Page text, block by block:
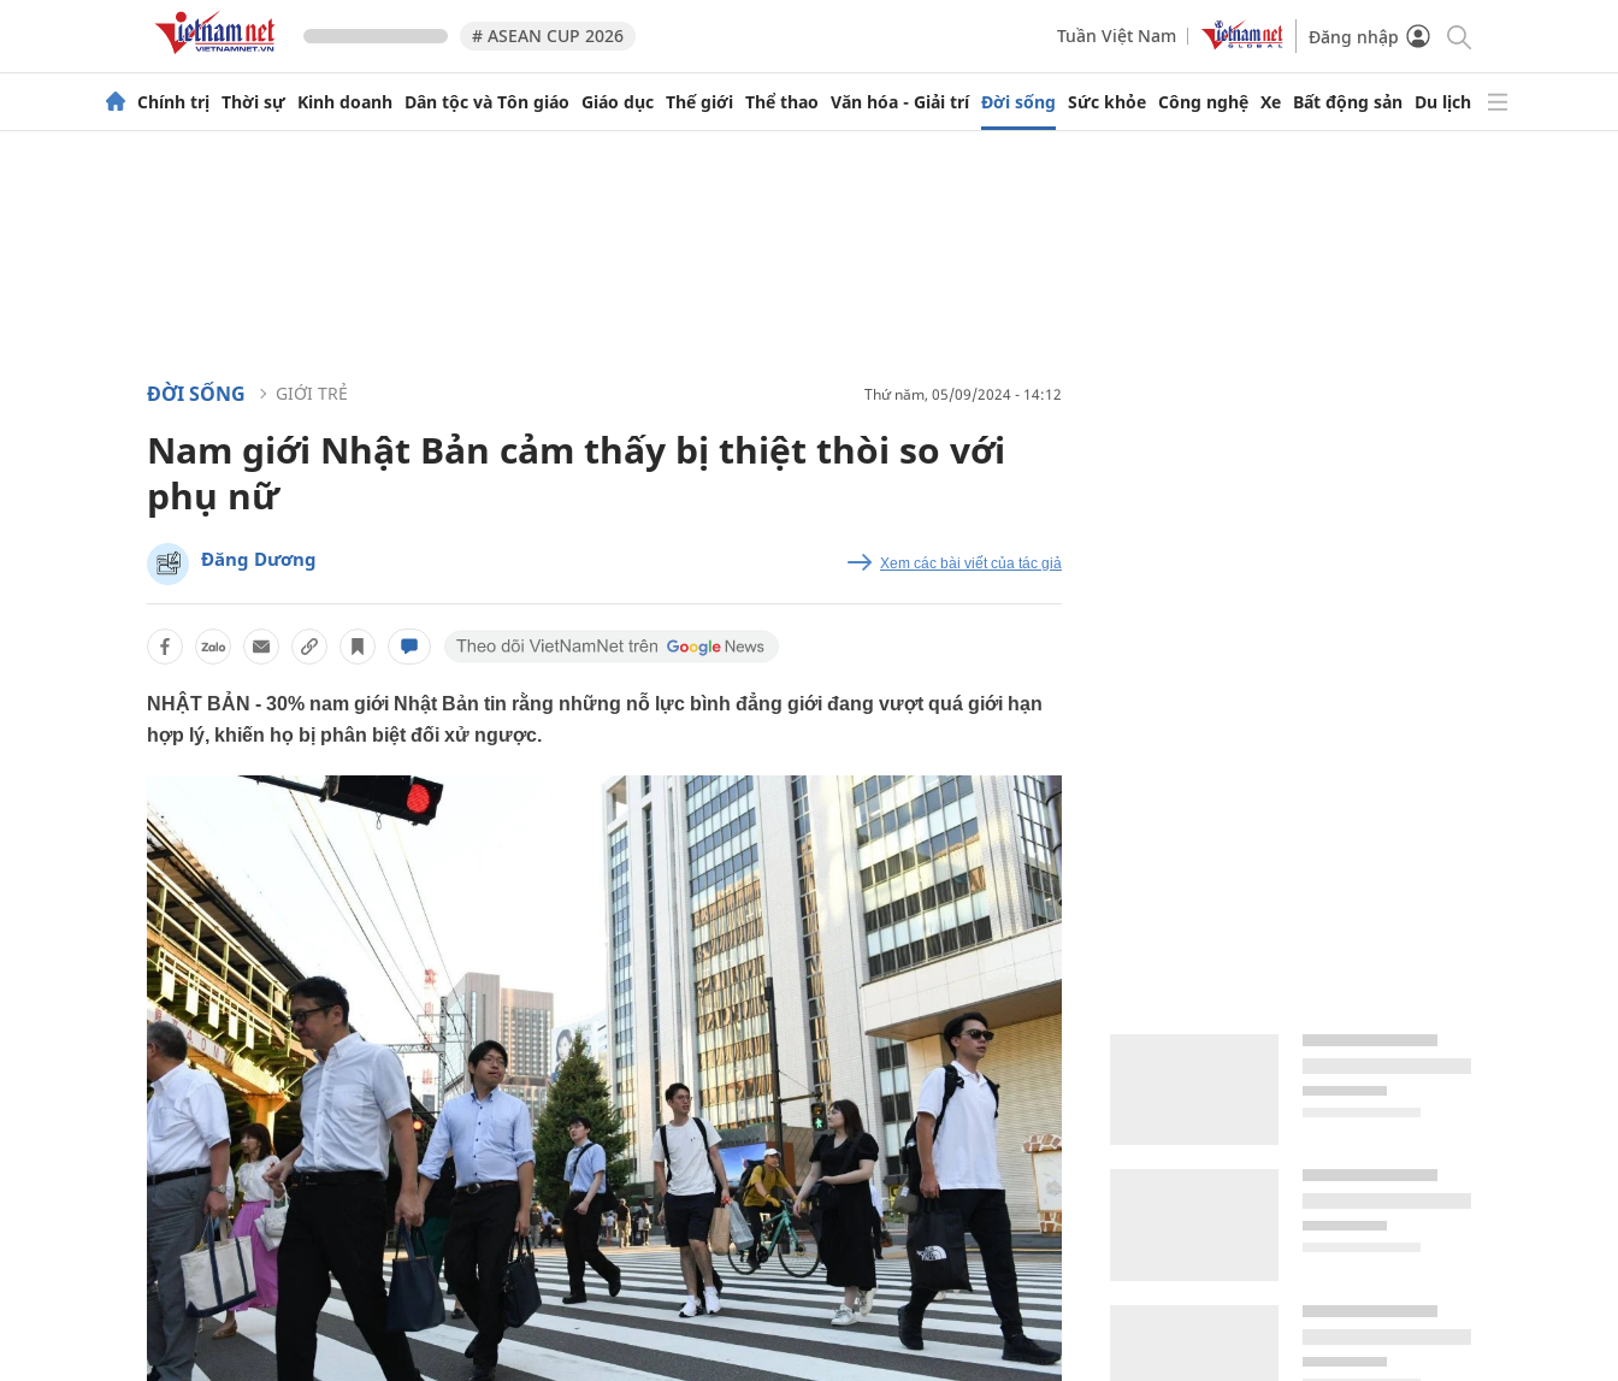
# ASEAN CUP 2026 Tuần Việt Nam Đăng nhập
Chính trị Thời sự Kinh doanh Dân tộc và Tôn giáo Giáo dục Thế giới Thể thao Văn hóa - Giải trí Đời sống Sức khỏe Công nghệ Xe Bất động sản Du lịch
ĐỜI SỐNG GIỚI TRẺ thứ năm, 05/09/2024 - 14:12
Nam giới Nhật Bản cảm thấy bị thiệt thòi so với
phụ nữ
Đăng Dương Xem các bài viết của tác giả
NHẬT BẢN - 30% nam giới Nhật Bản tin rằng những nỗ lực bình đẳng giới đang vượt quá giới hạn
hợp lý, khiến họ bị phân biệt đối xử ngược.